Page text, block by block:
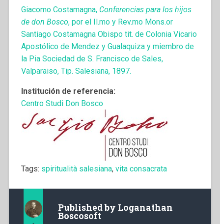
Giacomo Costamagna, Conferencias para los hijos
de don Bosco, por el Il.mo y Rev.mo Mons.or
Santiago Costamagna Obispo tit. de Colonia Vicario
Apostólico de Mendez y Gualaquiza y miembro de
la Pia Sociedad de S. Francisco de Sales,
Valparaiso, Tip. Salesiana, 1897.
Institución de referencia:
Centro Studi Don Bosco
Tags: spiritualità salesiana, vita consacrata
Published by Loganathan
Boscosoft